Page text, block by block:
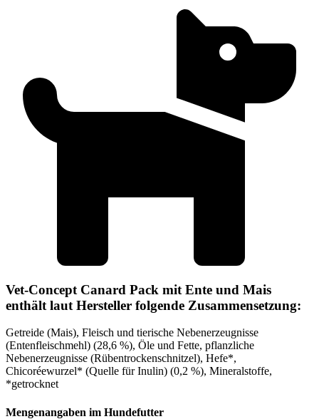
Vet-Concept Canard Pack mit Ente und Mais
enthält laut Hersteller folgende Zusammensetzung:
Getreide (Mais), Fleisch und tierische Nebenerzeugnisse
(Entenfleischmehl) (28,6 %), Öle und Fette, pflanzliche
Nebenerzeugnisse (Rübentrockenschnitzel), Hefe*,
Chicoréewurzel* (Quelle für Inulin) (0,2 %), Mineralstoffe,
*getrocknet
Mengenangaben im Hundefutter